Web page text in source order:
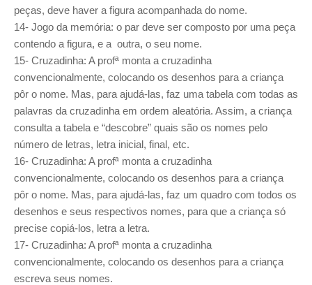
peças, deve haver a figura acompanhada do nome.
14- Jogo da memória: o par deve ser composto por uma peça
contendo a figura, e a outra, o seu nome.
15- Cruzadinha: A profª monta a cruzadinha
convencionalmente, colocando os desenhos para a criança
pôr o nome. Mas, para ajudá-las, faz uma tabela com todas as
palavras da cruzadinha em ordem aleatória. Assim, a criança
consulta a tabela e “descobre” quais são os nomes pelo
número de letras, letra inicial, final, etc.
16- Cruzadinha: A profª monta a cruzadinha
convencionalmente, colocando os desenhos para a criança
pôr o nome. Mas, para ajudá-las, faz um quadro com todos os
desenhos e seus respectivos nomes, para que a criança só
precise copiá-los, letra a letra.
17- Cruzadinha: A profª monta a cruzadinha
convencionalmente, colocando os desenhos para a criança
escreva seus nomes.